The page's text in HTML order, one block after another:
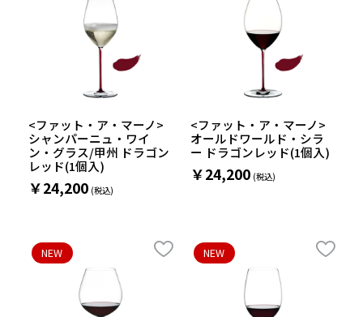
<ファット・ア・マーノ>
シャンパーニュ・ワイ
ン・グラス/甲州 ドラゴン
レッド(1個入)
￥24,200
<ファット・ア・マーノ>
オールドワールド・シラ
ー ドラゴンレッド(1個入)
￥24,200
NEW NEW